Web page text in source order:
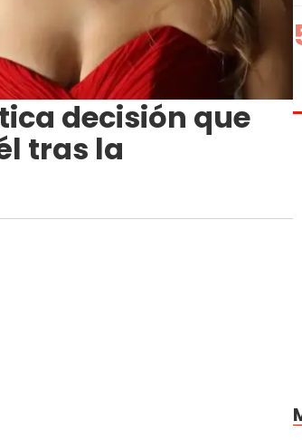
decisión que
tras la